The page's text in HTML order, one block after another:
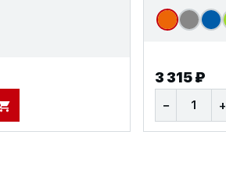
В КОРЗИНУ
3 315 ₽
− +